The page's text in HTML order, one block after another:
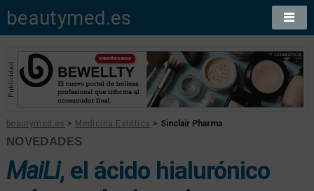
beautymed.es
beautymed.es > Medicina Estética > Sinclair Pharma
NOVEDADES
MaiLi, el ácido hialurónico